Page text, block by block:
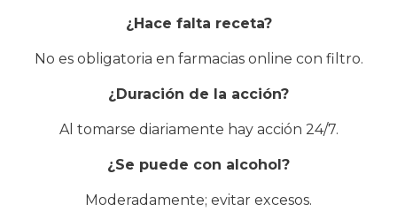
¿Hace falta receta?
No es obligatoria en farmacias online con filtro.
¿Duración de la acción?
Al tomarse diariamente hay acción 24/7.
¿Se puede con alcohol?
Moderadamente; evitar excesos.